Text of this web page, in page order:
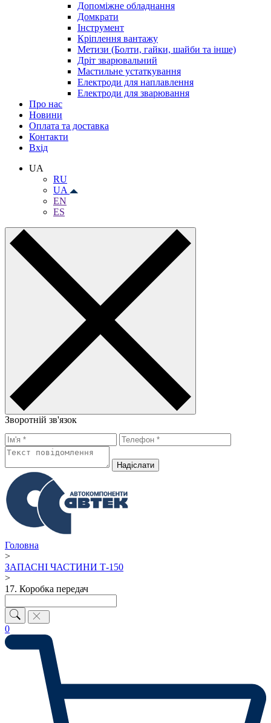
Допоміжне обладнання
Домкрати
Інструмент
Кріплення вантажу
Метизи (Болти, гайки, шайби та інше)
Дріт зварювальний
Мастильне устаткування
Електроди для наплавлення
Електроди для зварювання
Про нас
Новини
Оплата та доставка
Контакти
Вхiд
UA
RU
UA
EN
ES
Зворотній зв'язок
Надiслати
Головна
>
ЗАПАСНІ ЧАСТИНИ Т-150
>
17. Коробка передач
0